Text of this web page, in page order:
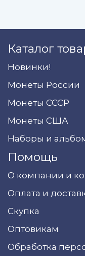
Каталог
Новинки!
Монеты России
Монеты СССР
Монеты США
Наборы и
Помощь
О компании и
Оплата и
Скупка
Оптовикам
Обработка